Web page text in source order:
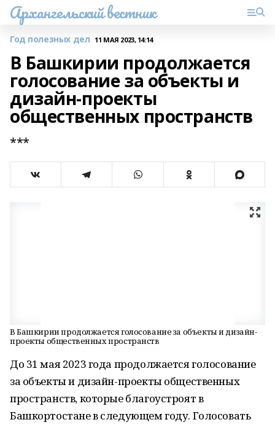
Архангельский вестник
Год полезных дел 11 МАЯ 2023, 14:14
В Башкирии продолжается
голосование за объекты и
дизайн-проекты
общественных пространств
***
В Башкирии продолжается голосование за объекты и дизайн-
проекты общественных пространств
До 31 мая 2023 года продолжается голосование
за объекты и дизайн-проекты общественных
пространств, которые благоустроят в
Башкортостане в следующем году. Голосовать